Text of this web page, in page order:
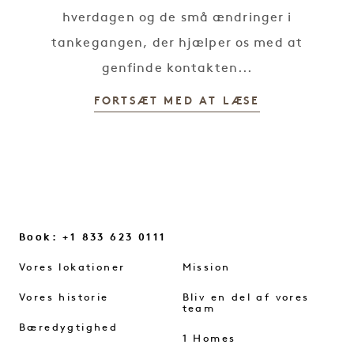
hverdagen og de små ændringer i
tankegangen, der hjælper os med at
genfinde kontakten...
FORTSÆT MED AT LÆSE
Book: +1 833 623 0111
Vores lokationer
Vores historie
Bæredygtighed
Mission
Bliv en del af vores
team
1 Homes